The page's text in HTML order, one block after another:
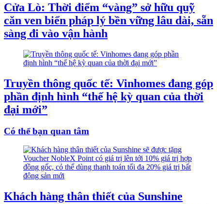
Cửa Lò: Thời điểm “vàng” sở hữu quỹ
căn ven biển pháp lý bền vững lâu dài, sẵn
sàng đi vào vận hành
Truyền thông quốc tế: Vinhomes đang góp
phần định hình “thế hệ kỳ quan của thời
đại mới”
Có thể bạn quan tâm
Khách hàng thân thiết của Sunshine